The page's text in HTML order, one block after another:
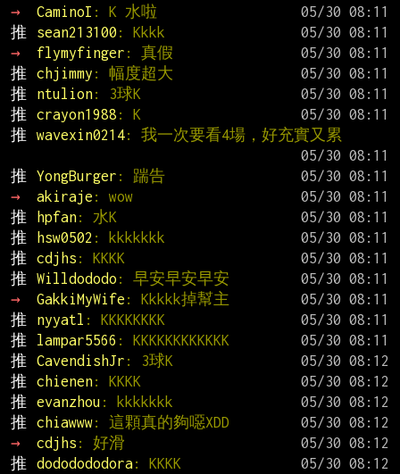
→ CaminoI : K 水啦
推
sean213100 : Kkkk
→
flymyfinger : 真假
推
chjimmy : 幅度超大
推
ntulion: 3球K
推
crayon1988 : K
推
wavexin0214: 我一次要看4場，好充實又累
推
YongBurger : 踹告
→
akiraje : wow
推
hpfan: 水K
推
hsw0502 : kkkkkkk
推
cdjhs : KKKK
推
Willdododo : 早安早安早安
→
GakkiMyWife : Kkkkk掉幫主
推
nyyatl : KKKKKKKK
推
lampar5566 : KKKKKKKKKKKK
推
CavendishJr : 3球K
推
chienen: KKKK
推
evanzhou : kkkkkkk
推
chiawww: 這顆真的夠噁XDD
→
cdjhs : 好滑
推
dododododora: KKKK